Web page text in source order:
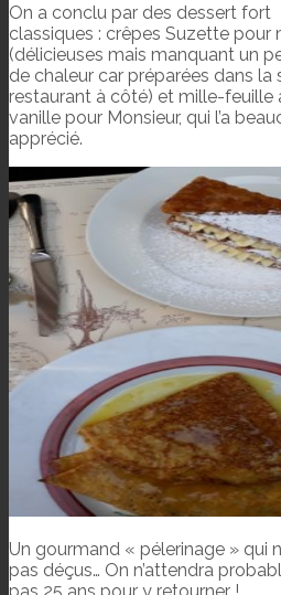
On a conclu par des dessert fort
classiques : crêpes Suzette pour
(délicieuses mais manquant un
de chaleur car préparées dans la
restaurant à côté) et mille-feuille
vanille pour Monsieur, qui l’a
apprécié.
Un gourmand « pélerinage » qui
pas déçus… On n’attendra
pas 25 ans pour y retourner !